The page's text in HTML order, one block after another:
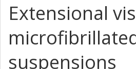
Extensional
suspensions